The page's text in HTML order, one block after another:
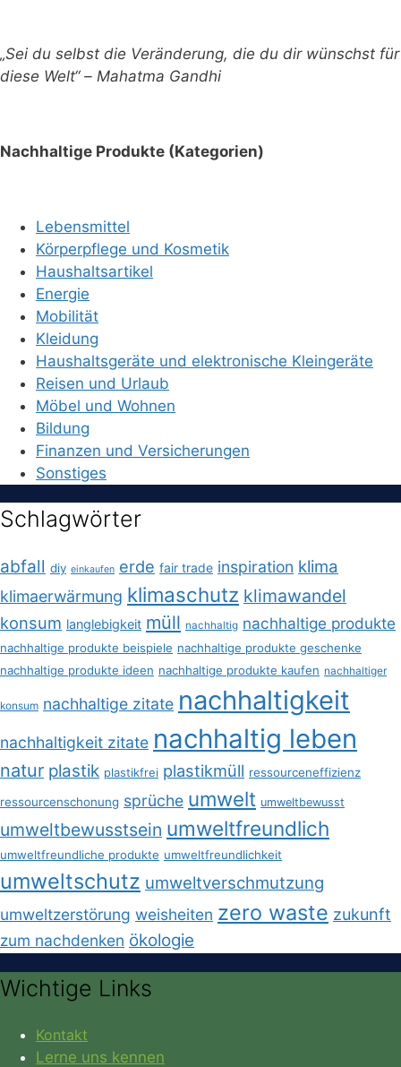
„Sei du selbst die Veränderung, die du dir wünschst für
diese Welt“ – Mahatma Gandhi
Nachhaltige Produkte (Kategorien)
Lebensmittel
Körperpflege und Kosmetik
Haushaltsartikel
Energie
Mobilität
Kleidung
Haushaltsgeräte und elektronische Kleingeräte
Reisen und Urlaub
Möbel und Wohnen
Bildung
Finanzen und Versicherungen
Sonstiges
Schlagwörter
abfall diy einkaufen erde fair trade inspiration klima
klimaerwärmung klimaschutz klimawandel
konsum langlebigkeit müll nachhaltig nachhaltige produkte
nachhaltige produkte beispiele nachhaltige produkte geschenke
nachhaltige produkte ideen nachhaltige produkte kaufen nachhaltiger
konsum nachhaltige zitate nachhaltigkeit
nachhaltigkeit zitate nachhaltig leben
natur plastik plastikfrei plastikmüll ressourceneffizienz
ressourcenschonung sprüche umwelt umweltbewusst
umweltbewusstsein umweltfreundlich
umweltfreundliche produkte umweltfreundlichkeit
umweltschutz umweltverschmutzung
umweltzerstörung weisheiten zero waste zukunft
zum nachdenken ökologie
Wichtige Links
Kontakt
Lerne uns kennen